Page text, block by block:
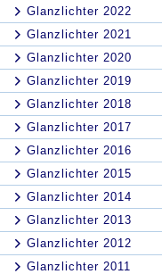
Glanzlichter 2022
Glanzlichter 2021
Glanzlichter 2020
Glanzlichter 2019
Glanzlichter 2018
Glanzlichter 2017
Glanzlichter 2016
Glanzlichter 2015
Glanzlichter 2014
Glanzlichter 2013
Glanzlichter 2012
Glanzlichter 2011